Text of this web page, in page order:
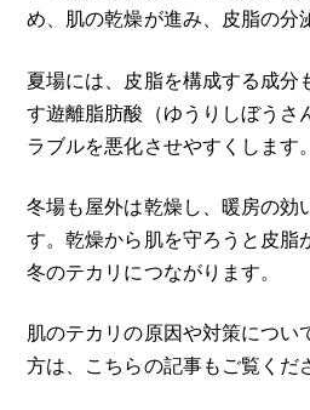
め、肌の乾燥が進み、皮脂の分
夏場には、皮脂を構成する成分
す遊離脂肪酸（ゆうりしぼうさ
ラブルを悪化させやすくします。
冬場も屋外は乾燥し、暖房の効
す。乾燥から肌を守ろうと皮脂
冬のテカリにつながります。
肌のテカリの原因や対策につい
方は、こちらの記事もご覧くだ